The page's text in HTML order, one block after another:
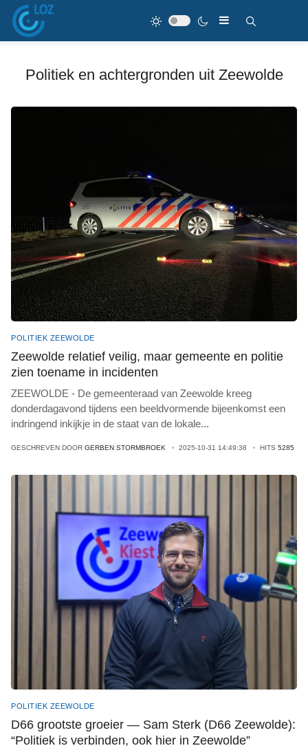
Politiek en achtergronden uit Zeewolde
POLITIEK ZEEWOLDE
Zeewolde relatief veilig, maar gemeente en politie
zien toename in incidenten
ZEEWOLDE - De gemeenteraad van Zeewolde kreeg
donderdagavond tijdens een beeldvormende bijeenkomst een
indringend inkijkje in de staat van de lokale...
GESCHREVEN DOOR GERBEN STORMBROEK 2025-10-31 14:49:38 HITS 5285
POLITIEK ZEEWOLDE
D66 grootste groeier — Sam Sterk (D66 Zeewolde):
“Politiek is verbinden, ook hier in Zeewolde”